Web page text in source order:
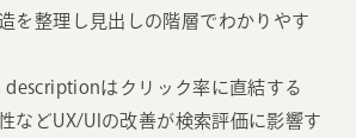
を整理し見出しの階層でわかりやす
descriptionはクリック率に直結する
などUX/UIの改善が検索評価に影響す